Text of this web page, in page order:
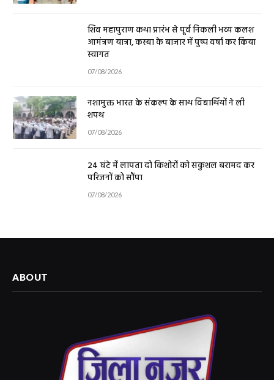
शिव महापुराण कथा प्रारंभ से पूर्व निकली भव्य कलश
आमंत्रण यात्रा, कस्बा के बाजार में पुष्प वर्षा कर किया
स्वागत
07/08/2026
नशामुक्त भारत के संकल्प के साथ विद्यार्थियों ने ली
शपथ
07/08/2026
24 घंटे में लापता दो किशोरों को सकुशल बरामद कर
परिजनों को सौंपा
07/08/2026
ABOUT